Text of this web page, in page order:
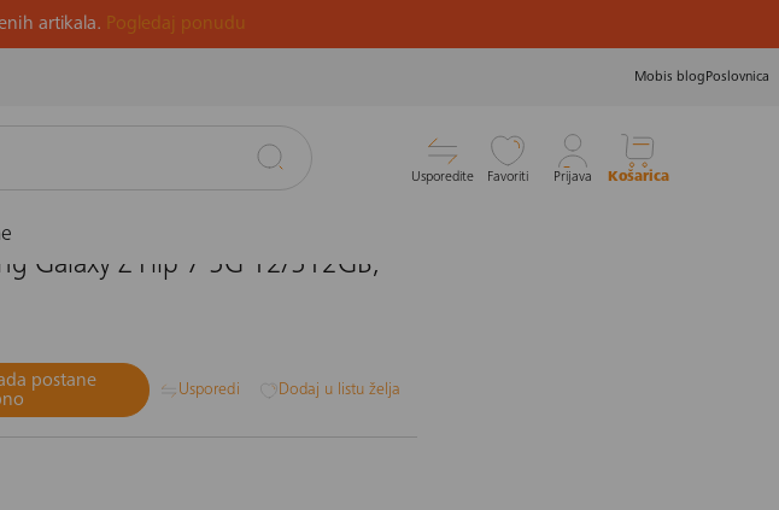
artikala. Pogledaj ponudu
Mobis blog Poslovnica
Usporedite Favoriti Prijava Košarica
Galaxy Z Flip 7 5G 12/512GB,
postane
Usporedi Dodaj u listu želja